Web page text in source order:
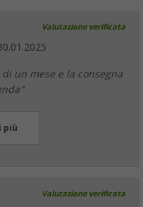
Valutazione verificata
un mese e la consegna
più
Valutazione verificata